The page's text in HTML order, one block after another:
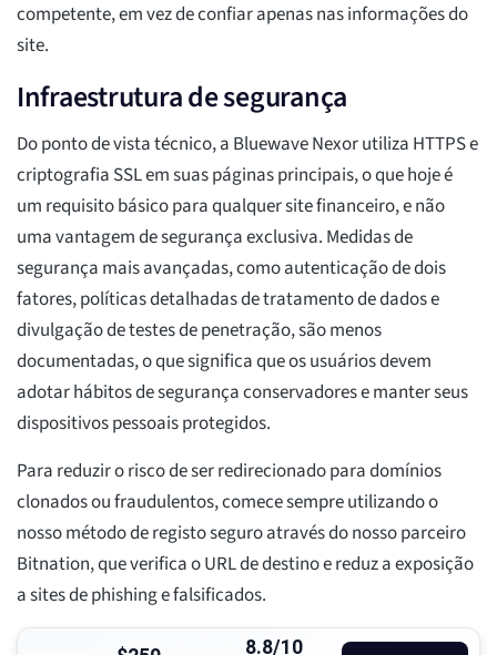
competente, em vez de confiar apenas nas informações do
site.
Infraestrutura de segurança
Do ponto de vista técnico, a Bluewave Nexor utiliza HTTPS e
criptografia SSL em suas páginas principais, o que hoje é
um requisito básico para qualquer site financeiro, e não
uma vantagem de segurança exclusiva. Medidas de
segurança mais avançadas, como autenticação de dois
fatores, políticas detalhadas de tratamento de dados e
divulgação de testes de penetração, são menos
documentadas, o que significa que os usuários devem
adotar hábitos de segurança conservadores e manter seus
dispositivos pessoais protegidos.
Para reduzir o risco de ser redirecionado para domínios
clonados ou fraudulentos, comece sempre utilizando o
nosso método de registo seguro através do nosso parceiro
Bitnation, que verifica o URL de destino e reduz a exposição
a sites de phishing e falsificados.
8.8/10